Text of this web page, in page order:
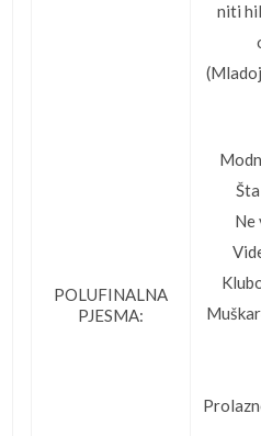
POLUFINALNA
PJESMA:
niti
Ne